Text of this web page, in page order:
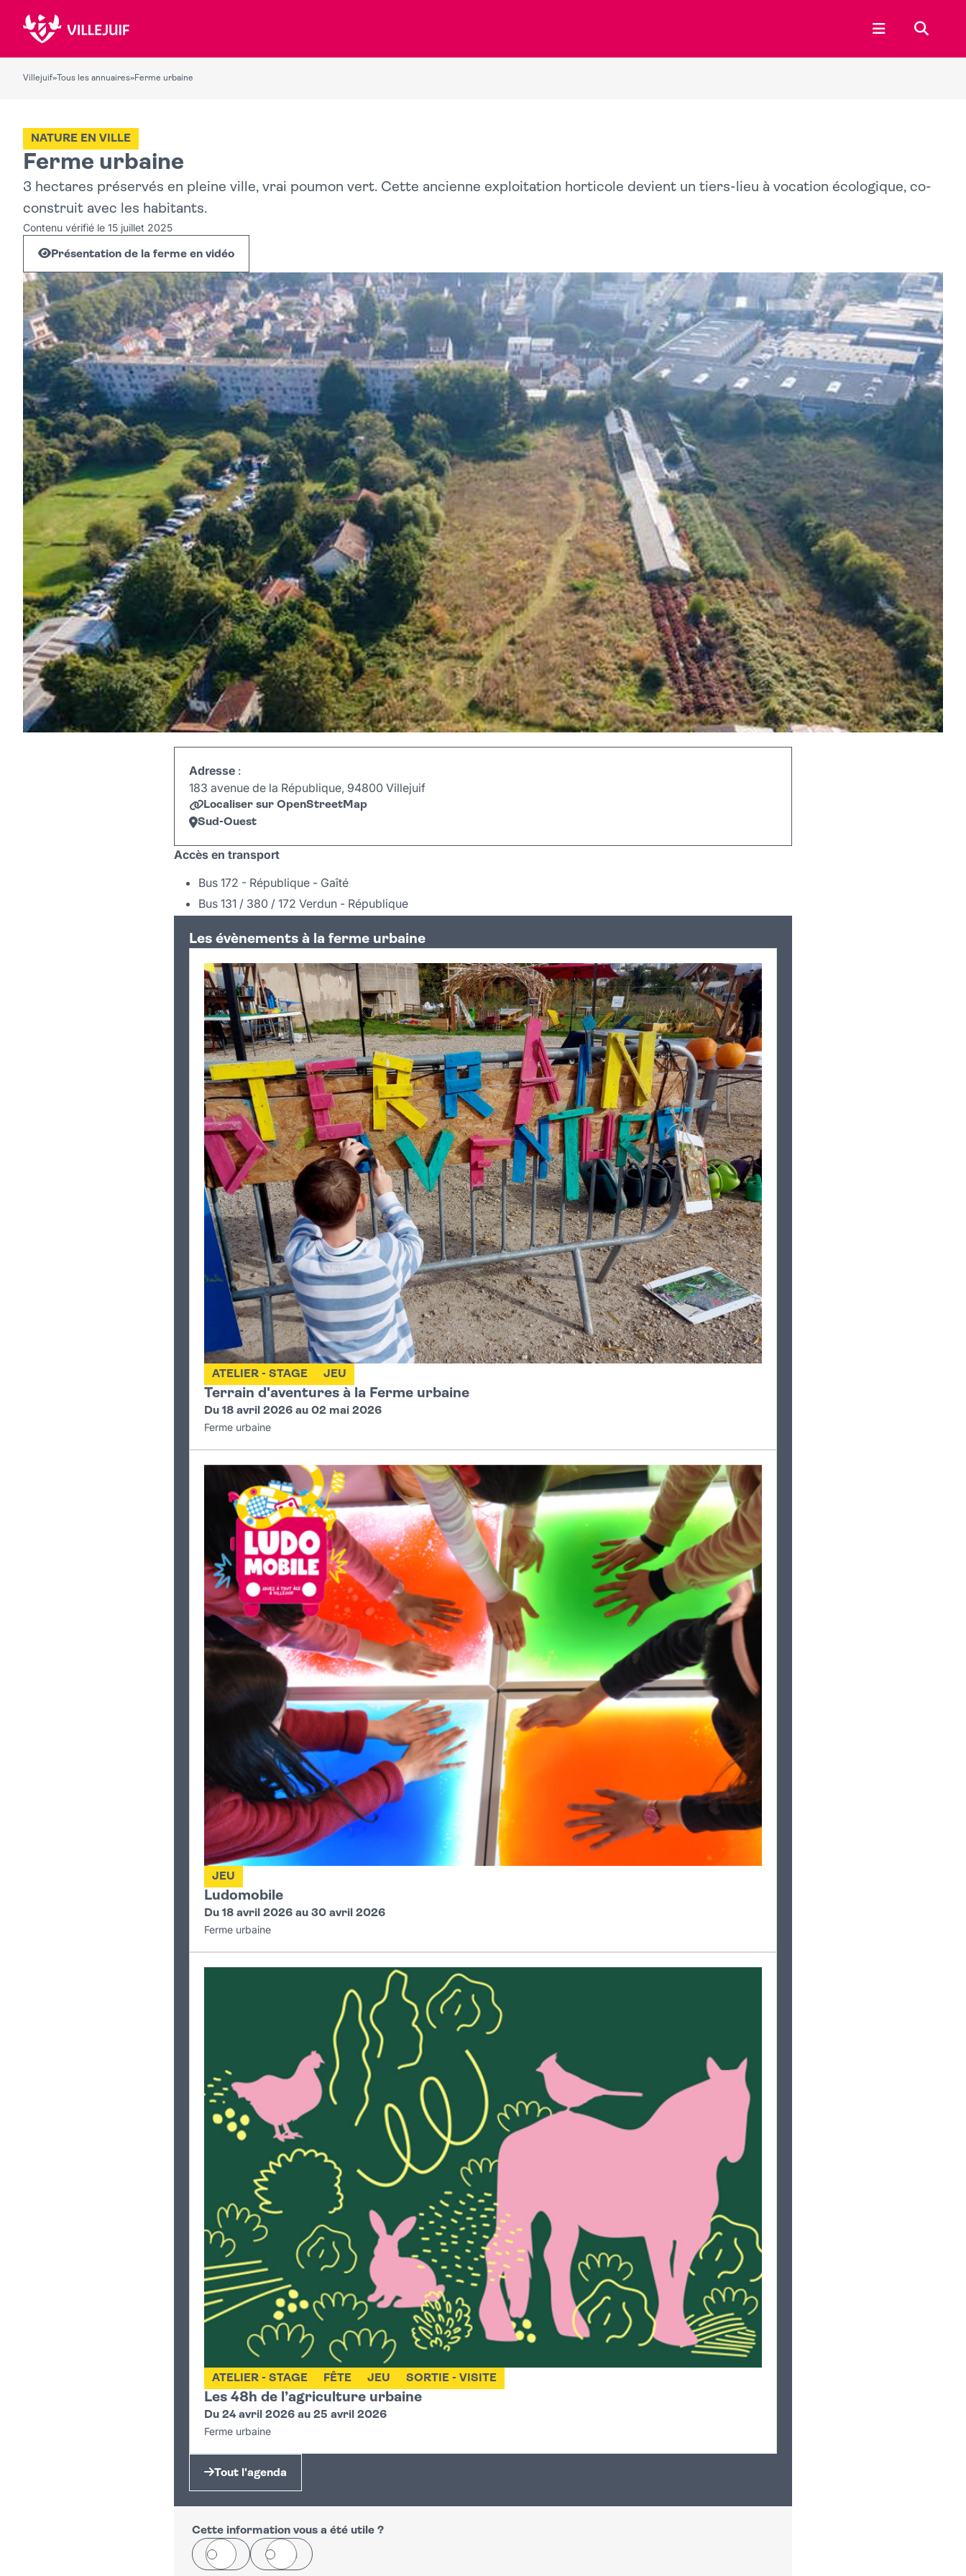
Ouvrir le menu
Villejuif» Tous les annuaires»Ferme urbaine
Ferme urbaine
NATURE EN VILLE
3 hectares préservés en pleine ville, vrai poumon vert. Cette ancienne exploitation horticole devient un tiers-lieu à vocation écologique, co-
construit avec les habitants.
Contenu vérifié le 15 juillet 2025
Présentation de la ferme en vidéo
Adresse :
183 avenue de la République, 94800 Villejuif
Localiser sur OpenStreetMap
Sud-Ouest
+
Accès en transport
Bus 172 - République - Gaîté
Bus 131 / 380 / 172 Verdun - République
Les évènements à la ferme urbaine
Terrain d'aventures à la Ferme urbaine
ATELIER - STAGE JEU
Du 18 avril 2026 au 02 mai 2026
Ferme urbaine
Ludomobile
JEU
Du 18 avril 2026 au 30 avril 2026
Ferme urbaine
Les 48h de l’agriculture urbaine
ATELIER - STAGE FÊTE JEU SORTIE - VISITE
Du 24 avril 2026 au 25 avril 2026
Ferme urbaine
Tout l'agenda
Cette information vous a été utile ?
Oui Non